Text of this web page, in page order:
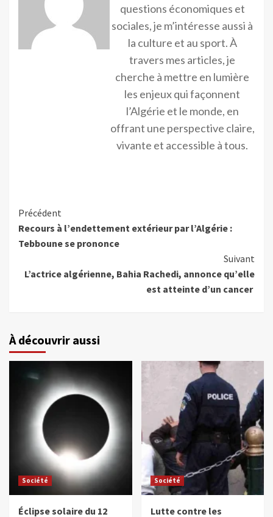
questions économiques et
sociales, je m’intéresse aussi à
la culture et au sport. À
travers mes articles, je
cherche à mettre en lumière
les enjeux qui façonnent
l’Algérie et le monde, en
offrant une perspective claire,
vivante et accessible à tous.
Précédent
Recours à l’endettement extérieur par l’Algérie :
Tebboune se prononce
Suivant
L’actrice algérienne, Bahia Rachedi, annonce qu’elle
est atteinte d’un cancer
À découvrir aussi
Société
Éclipse solaire du 12
Société
Lutte contre les